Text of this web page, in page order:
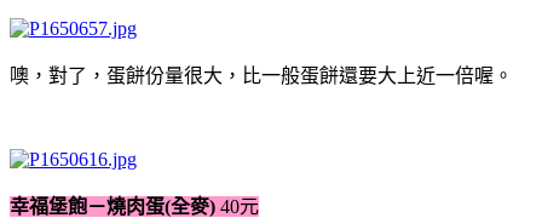
噢，對了，蛋餅份量很大，比一般蛋餅還要大上近一倍喔。
幸福堡飽－燒肉蛋(全麥) 40元